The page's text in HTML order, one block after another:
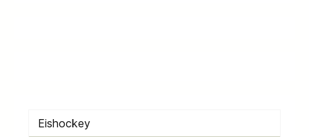
Eishockey